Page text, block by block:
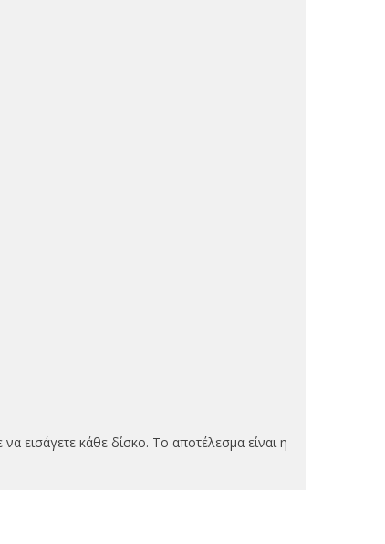
εισάγετε κάθε δίσκο. Το αποτέλεσμα είναι η